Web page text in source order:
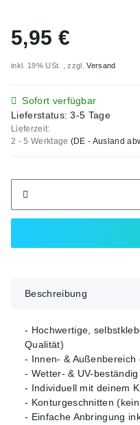
5,95 €
inkl. 19% USt. , zzgl.Versand
Sofort verfügbar
Lieferstatus: 3-5 Tage
Lieferzeit:
2 - 5 Werktage (DE - Ausland
Beschreibung
- Hochwertige,
Qualität)
- Innen- & Außenbereich
- Wetter- & UV-
- Individuell mit deinem
- Konturgeschnitten
- Einfache Anbringung